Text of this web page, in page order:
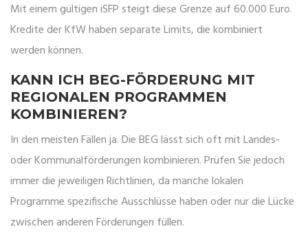
Mit einem gültigen iSFP steigt diese Grenze auf 60.000 Euro.
Kredite der KfW haben separate Limits, die kombiniert
werden können.
KANN ICH BEG-FÖRDERUNG MIT
REGIONALEN PROGRAMMEN
KOMBINIEREN?
In den meisten Fällen ja. Die BEG lässt sich oft mit Landes-
oder Kommunalförderungen kombinieren. Prüfen Sie jedoch
immer die jeweiligen Richtlinien, da manche lokalen
Programme spezifische Ausschlüsse haben oder nur die Lücke
zwischen anderen Förderungen füllen.